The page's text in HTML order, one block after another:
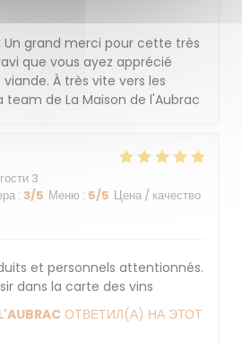
Un grand merci pour cette très
que vous ayez apprécié
À très vite vers les
team de La Maison de l'Aubrac
3
: 3/5 Меню : 5/5 Цена / качество
et personnels attentionnés.
dans la carte des vins
ОТВЕТИЛ(А) НА ЭТОТ